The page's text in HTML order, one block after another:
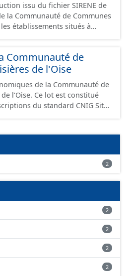
issu du fichier SIRENE de
la Communauté de Communes
du standard CNIG Sites
pas la référence aux
CNIG se limitant aux SCI.
Communauté de
de l'Oise
de la Communauté de
l'Oise. Ce lot est constitué
du standard CNIG Sites
2
2
2
2
2